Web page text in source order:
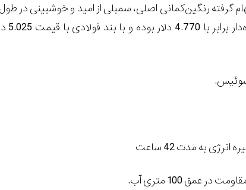
گرفته رنگین‌کمانی اصلی، سمبلی از امید و خوشبینی در
به مدت 42 ساعت
عمق 100 متری آب.